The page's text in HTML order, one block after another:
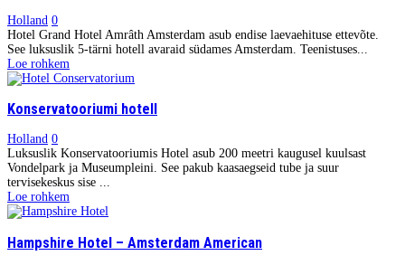
Holland 0
Hotel Grand Hotel Amrâth Amsterdam asub endise laevaehituse ettevõte.
See luksuslik 5-tärni hotell avaraid südames Amsterdam. Teenistuses...
Loe rohkem
Konservatooriumi hotell
Holland 0
Luksuslik Konservatooriumis Hotel asub 200 meetri kaugusel kuulsast
Vondelpark ja Museumpleini. See pakub kaasaegseid tube ja suur
tervisekeskus sise ...
Loe rohkem
Hampshire Hotel – Amsterdam American